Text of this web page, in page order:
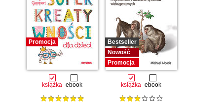
Promocja
książka ebook
Bestseller
Nowość
Promocja
książka ebook